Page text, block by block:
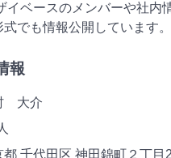
イベースのメンバーや社内
でも情報公開しています。
報
大介
都 千代田区 神田錦町２丁目